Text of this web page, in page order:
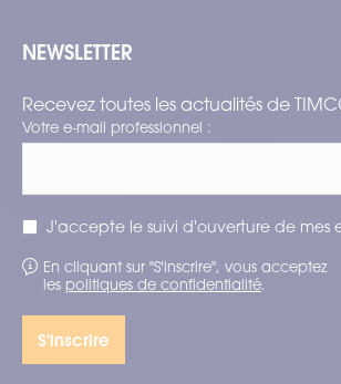
NEWSLETTER
Recevez toutes les actualités de
Votre e-mail professionnel :
J'accepte le suivi d'ouverture de mes
En cliquant sur "S'inscrire", vous acceptez
les politiques de confidentialité.